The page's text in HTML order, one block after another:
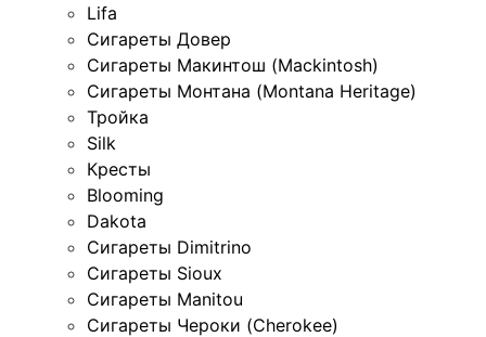
Lifa
Сигареты Довер
Сигареты Макинтош (Mackintosh)
Сигареты Монтана (Montana Heritage)
Тройка
Silk
Кресты
Blooming
Dakota
Сигареты Dimitrino
Сигареты Sioux
Сигареты Manitou
Сигареты Чероки (Cherokee)